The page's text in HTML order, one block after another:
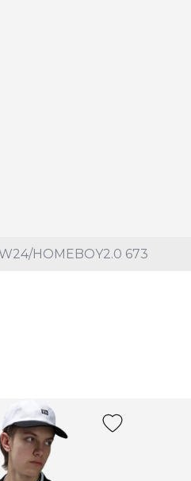
HOMEBOY2.0 673